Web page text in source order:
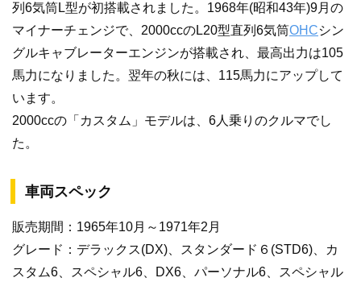
列6気筒L型が初搭載されました。1968年(昭和43年)9月の
マイナーチェンジで、2000ccのL20型直列6気筒OHCシン
グルキャブレーターエンジンが搭載され、最高出力は105
馬力になりました。翌年の秋には、115馬力にアップして
います。
2000ccの「カスタム」モデルは、6人乗りのクルマでし
た。
車両スペック
販売期間：1965年10月～1971年2月
グレード：デラックス(DX)、スタンダード６(STD6)、カ
スタム6、スペシャル6、DX6、パーソナル6、スペシャル